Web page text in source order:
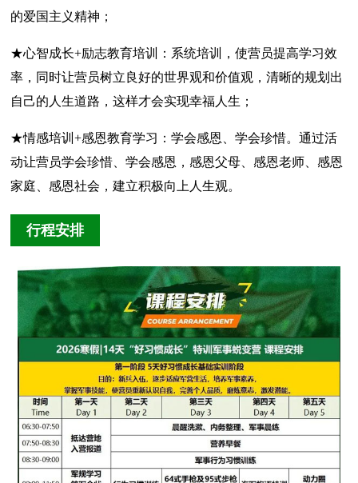
的爱国主义精神；
★心智成长+励志教育培训：系统培训，使营员提高学习效
率，同时让营员树立良好的世界观和价值观，清晰的规划出
自己的人生道路，这样才会实现幸福人生；
★情感培训+感恩教育学习：学会感恩、学会珍惜。通过活
动让营员学会珍惜、学会感恩，感恩父母、感恩老师、感恩
家庭、感恩社会，建立积极向上人生观。
行程安排